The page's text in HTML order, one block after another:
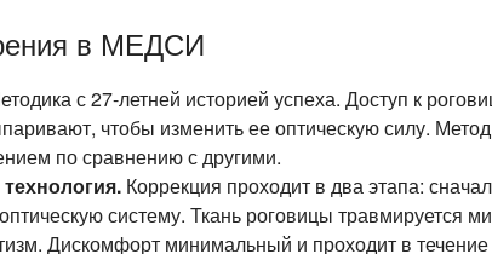
в МЕДСИ
с27-летней историей успеха. Доступ к
чтобы изменить ее оптическую силу.
по сравнению с другими.
Коррекция проходит в два этапа:
систему. Ткань роговицы травмируется
Дискомфорт минимальный и проходит в